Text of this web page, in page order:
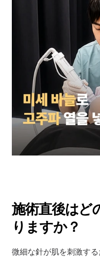
施術直後はど
りますか？
微細な針が肌を刺激す